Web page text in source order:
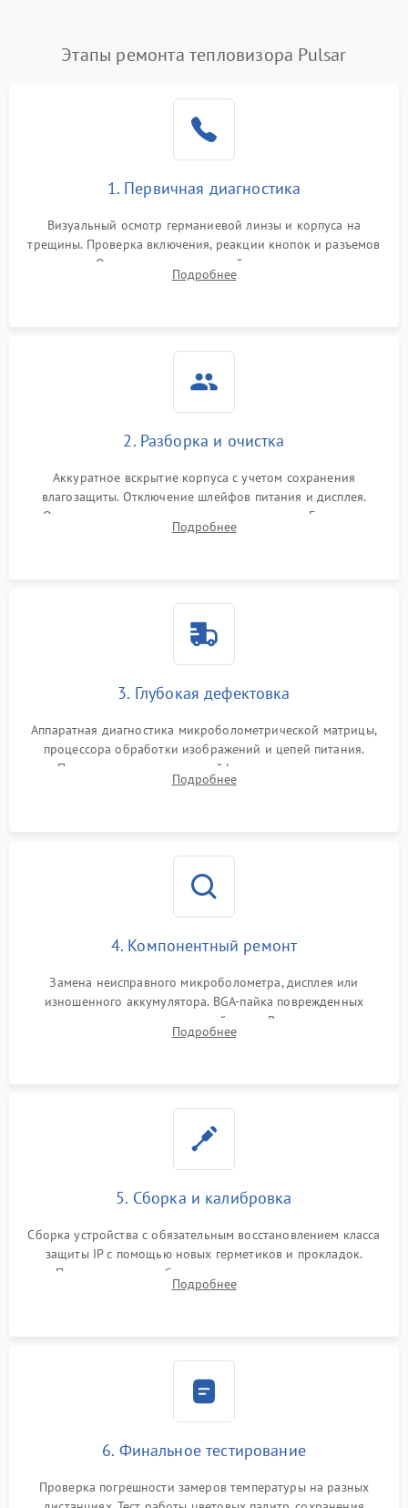
Сбои коммуникаций и интерфейсов
Экран (дисплей)
Этапы ремонта тепловизора Pulsar
1. Первичная диагностика
Визуальный осмотр германиевой линзы и корпуса на
трещины. Проверка включения, реакции кнопок и разъемов
зарядки. Оценка вывода тепловой сигнатуры на экран,
проверка базовых функций и считывание системных
Подробнее
2. Разборка и очистка
Аккуратное вскрытие корпуса с учетом сохранения
влагозащиты. Отключение шлейфов питания и дисплея.
Очистка внутренних плат от окислов и пыли. Бережная
обработка германиевого объектива специализированными
Подробнее
3. Глубокая дефектовка
Аппаратная диагностика микроболометрической матрицы,
процессора обработки изображений и цепей питания.
Проверка целостности шлейфов, модуля памяти и
интерфейсов связи. Выявление сгоревших SMD-компонентов
Подробнее
4. Компонентный ремонт
Замена неисправного микроболометра, дисплея или
изношенного аккумулятора. BGA-пайка поврежденных
контроллеров на материнской плате. Восстановление
разъемов и кнопок, замена поврежденных элементов
Подробнее
5. Сборка и калибровка
Сборка устройства с обязательным восстановлением класса
защиты IP с помощью новых герметиков и прокладок.
Программная калибровка матрицы по эталонному
абсолютно черному телу для точного измерения температур.
Подробнее
6. Финальное тестирование
Проверка погрешности замеров температуры на разных